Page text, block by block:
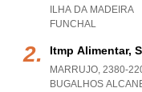
ILHA DA MADEIRA
FUNCHAL
Itmp Alimentar,
MARRUJO, 2380-
BUGALHOS